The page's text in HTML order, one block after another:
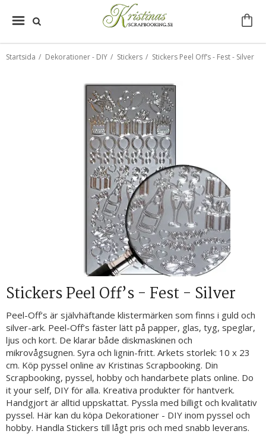
Startsida / Dekorationer - DIY / Stickers / Stickers Peel Off’s - Fest - Silver
Stickers Peel Off’s - Fest - Silver
Peel-Off’s är självhäftande klistermärken som finns i guld och
silver-ark. Peel-Off’s fäster lätt på papper, glas, tyg, speglar,
ljus och kort. De klarar både diskmaskinen och
mikrovågsugnen. Syra och lignin-fritt. Arkets storlek: 10 x 23
cm. Köp pyssel online av Kristinas Scrapbooking. Din
Scrapbooking, pyssel, hobby och handarbete plats online. Do
it your self, DIY för alla. Kreativa produkter för hantverk.
Handgjort är alltid uppskattat. Pyssla med billigt och kvalitativ
pyssel. Här kan du köpa Dekorationer - DIY inom pyssel och
hobby. Handla Stickers till lågt pris och med snabb leverans.